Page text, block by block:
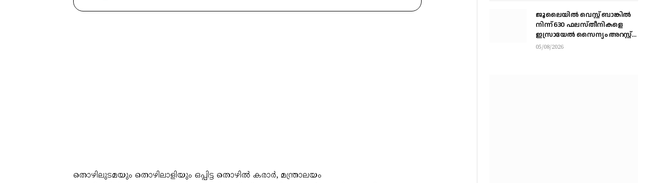
തൊഴിലുടമയും തൊഴിലാളിയും ഒപ്പിട്ട തൊഴിൽ കരാർ, മന്ത്രാലയം
ജൂലൈയില്‍ വെസ്റ്റ് ബാങ്കില്‍
നിന്ന് 630 ഫലസ്തീനികളെ
ഇസ്രായേല്‍ സൈന്യം അറസ്റ്റ്
ചെയ്തു
05/08/2026